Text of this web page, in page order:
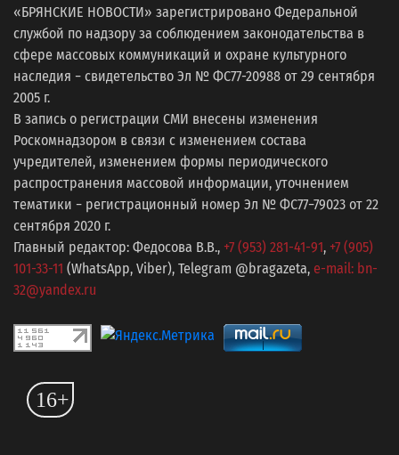
«БРЯНСКИЕ НОВОСТИ» зарегистрировано Федеральной
службой по надзору за соблюдением законодательства в
сфере массовых коммуникаций и охране культурного
наследия − свидетельство Эл № ФС77-20988 от 29 сентября
2005 г.
В запись о регистрации СМИ внесены изменения
Роскомнадзором в связи с изменением состава
учредителей, изменением формы периодического
распространения массовой информации, уточнением
тематики − регистрационный номер Эл № ФС77−79023 от 22
сентября 2020 г.
Главный редактор: Федосова В.В., +7 (953) 281-41-91, +7 (905)
101-33-11 (WhatsApp, Viber), Telegram @bragazeta, e-mail: bn-
32@yandex.ru
16+